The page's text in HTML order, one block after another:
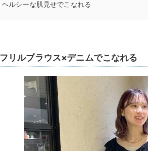
ヘルシーな肌見せでこなれる
フリルブラウス×デニムでこなれる